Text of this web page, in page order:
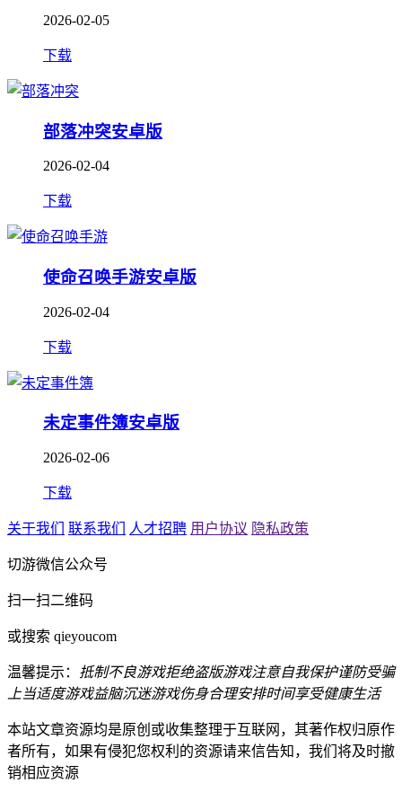
2026-02-05
下载
部落冲突安卓版
2026-02-04
下载
使命召唤手游安卓版
2026-02-04
下载
未定事件簿安卓版
2026-02-06
下载
关于我们 联系我们 人才招聘 用户协议 隐私政策
切游微信公众号
扫一扫二维码
或搜索 qieyoucom
温馨提示： 抵制不良游戏拒绝盗版游戏注意自我保护谨防受骗
上当适度游戏益脑沉迷游戏伤身合理安排时间享受健康生活
本站文章资源均是原创或收集整理于互联网，其著作权归原作
者所有，如果有侵犯您权利的资源请来信告知，我们将及时撤
销相应资源